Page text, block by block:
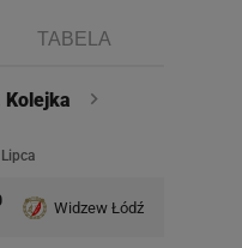
TABELA
Kolejka
Widzew Łódź